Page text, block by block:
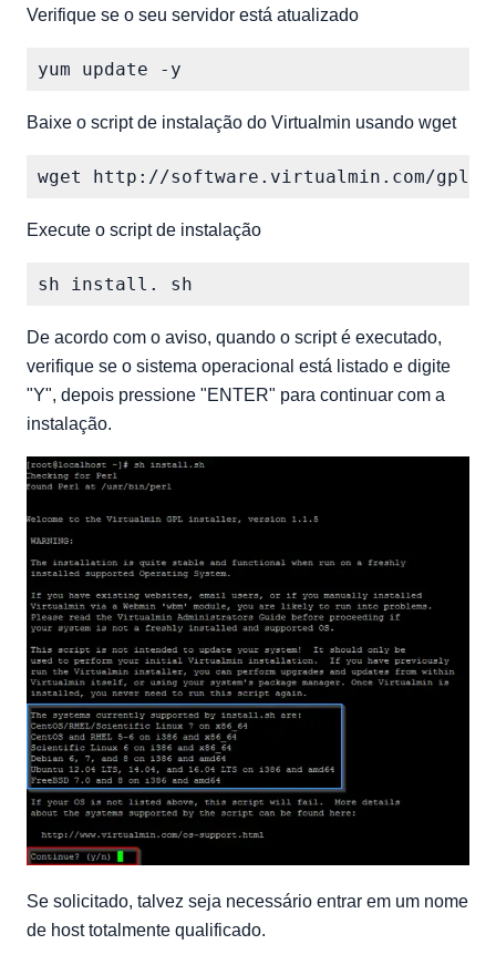
Verifique se o seu servidor está atualizado
Baixe o script de instalação do Virtualmin usando wget
Execute o script de instalação
De acordo com o aviso, quando o script é executado,
verifique se o sistema operacional está listado e digite
"Y", depois pressione "ENTER" para continuar com a
instalação.
Se solicitado, talvez seja necessário entrar em um nome
de host totalmente qualificado.